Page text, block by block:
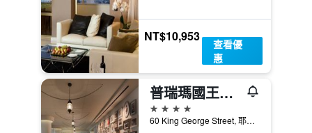
NT$10,953
查看優
惠
普瑞瑪國王酒店
4星級
60 King George Street, 耶路撒冷, Jerusalem District, 以色列